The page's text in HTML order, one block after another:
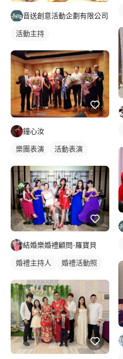
音送創意活動企劃有限公司
活動主持
鐘心汝
樂團表演 活動表演
結婚樂婚禮顧問-羅寶貝
婚禮主持人 婚禮活動照